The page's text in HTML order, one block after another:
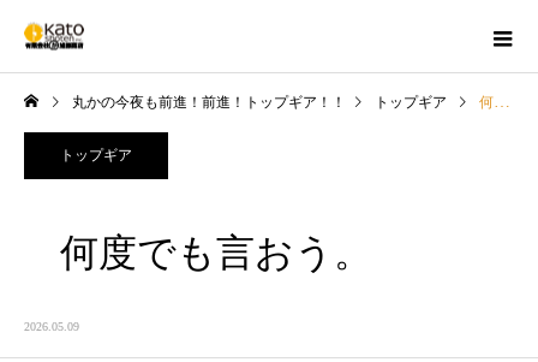
丸かの今夜も前進！前進！トップギア！！ トップギア 何度でも言おう。
トップギア
何度でも言おう。
2026.05.09